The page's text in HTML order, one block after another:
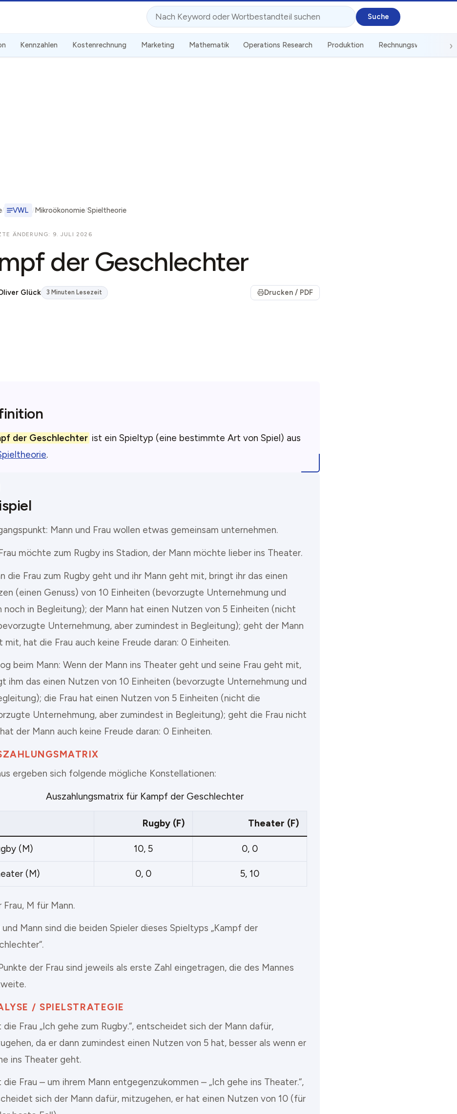
Suche
Kennzahlen Kostenrechnung Marketing Mathematik Operations Research Produktion Rechnungswesen
VWL Mikroökonomie Spieltheorie
ÄNDERUNG: 9. JULI 2026
der Geschlechter
Glück 3 Minuten Lesezeit Drucken / PDF
der Geschlechter ist ein Spieltyp (eine bestimmte Art von Spiel) aus
.
Mann und Frau wollen etwas gemeinsam unternehmen.
möchte zum Rugby ins Stadion, der Mann möchte lieber ins Theater.
die Frau zum Rugby geht und ihr Mann geht mit, bringt ihr das einen
(einen Genuss) von 10 Einheiten (bevorzugte Unternehmung und
noch in Begleitung); der Mann hat einen Nutzen von 5 Einheiten (nicht
Unternehmung, aber zumindest in Begleitung); geht der Mann
mit, hat die Frau auch keine Freude daran: 0 Einheiten.
beim Mann: Wenn der Mann ins Theater geht und seine Frau geht mit,
ihm das einen Nutzen von 10 Einheiten (bevorzugte Unternehmung und
die Frau hat einen Nutzen von 5 Einheiten (nicht die
Unternehmung, aber zumindest in Begleitung); geht die Frau nicht
der Mann auch keine Freude daran: 0 Einheiten.
ergeben sich folgende mögliche Konstellationen:
Auszahlungsmatrix für Kampf der Geschlechter
Rugby (F) Theater (F)
(M) 10, 5 0, 0
(M) 0, 0 5, 10
Frau, M für Mann.
und Mann sind die beiden Spieler dieses Spieltyps „Kampf der
der Frau sind jeweils als erste Zahl eingetragen, die des Mannes
/ SPIELSTRATEGIE
die Frau „Ich gehe zum Rugby.“, entscheidet sich der Mann dafür,
da er dann zumindest einen Nutzen von 5 hat, besser als wenn er
ins Theater geht.
die Frau – um ihrem Mann entgegenzukommen – „Ich gehe ins Theater.“,
sich der Mann dafür, mitzugehen, er hat einen Nutzen von 10 (für